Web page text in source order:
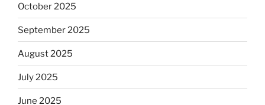
October 2025
September 2025
August 2025
July 2025
June 2025